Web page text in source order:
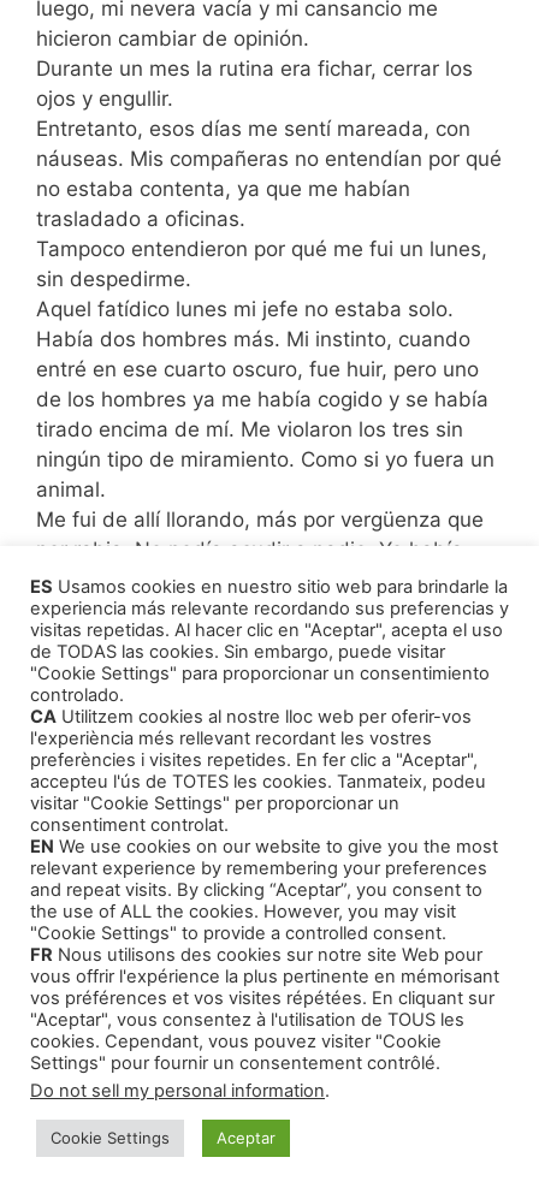
luego, mi nevera vacía y mi cansancio me
hicieron cambiar de opinión.
Durante un mes la rutina era fichar, cerrar los
ojos y engullir.
Entretanto, esos días me sentí mareada, con
náuseas. Mis compañeras no entendían por qué
no estaba contenta, ya que me habían
trasladado a oficinas.
Tampoco entendieron por qué me fui un lunes,
sin despedirme.
Aquel fatídico lunes mi jefe no estaba solo.
Había dos hombres más. Mi instinto, cuando
entré en ese cuarto oscuro, fue huir, pero uno
de los hombres ya me había cogido y se había
tirado encima de mí. Me violaron los tres sin
ningún tipo de miramiento. Como si yo fuera un
animal.
Me fui de allí llorando, más por vergüenza que
por rabia. No podía acudir a nadie. Yo había
accedido al principio. Lloré durante tres días.
Hasta que me di cuenta de que podría
aprovecharme de los que me habían hecho
daño: los hombres. Pero llevaría el control.
Quedaría con quien quisiera, donde quisiera. Y
según qué cosas, ya dejaba muy claro desde el
principio que no las haría. No gastaba casi nada
de lo que ganaba. Quería ahorrar y marcharme
de allí.
Eso es lo que me hace vestirme, pintarme los
ojos y salir en busca de Yuri, el hombre que
conocí en la Plaza Roja a la hora acordada.
Mis botas resuenan hasta la boca del Metro.
Me dirijo a la parada de Smolenskaya. Hemos
quedado en el centro de Moscú, en una calle
peatonal, la llaman «El viejo Arbat».
Las paradas van oscureciéndose en el túnel y el
recuerdo de mi hermano también. Hace un año
que no le veo. La última vez fue en San
Petersburgo. Había acudido allí por un cliente,
ES Usamos cookies en nuestro sitio web para brindarle la
experiencia más relevante recordando sus preferencias y
visitas repetidas. Al hacer clic en "Aceptar", acepta el uso
de TODAS las cookies. Sin embargo, puede visitar
"Cookie Settings" para proporcionar un consentimiento
controlado.
CA Utilitzem cookies al nostre lloc web per oferir-vos
l'experiència més rellevant recordant les vostres
preferències i visites repetides. En fer clic a "Aceptar",
accepteu l'ús de TOTES les cookies. Tanmateix, podeu
visitar "Cookie Settings" per proporcionar un
consentiment controlat.
EN We use cookies on our website to give you the most
relevant experience by remembering your preferences
and repeat visits. By clicking “Aceptar”, you consent to
the use of ALL the cookies. However, you may visit
"Cookie Settings" to provide a controlled consent.
FR Nous utilisons des cookies sur notre site Web pour
vous offrir l'expérience la plus pertinente en mémorisant
vos préférences et vos visites répétées. En cliquant sur
"Aceptar", vous consentez à l'utilisation de TOUS les
cookies. Cependant, vous pouvez visiter "Cookie
Settings" pour fournir un consentement contrôlé.
Do not sell my personal information.
Cookie Settings Aceptar